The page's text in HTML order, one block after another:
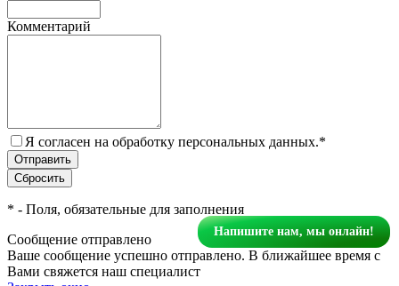
Комментарий
Я согласен на обработку персональных данных.*
* - Поля, обязательные для заполнения
Сообщение отправлено
Ваше сообщение успешно отправлено. В ближайшее время с
Вами свяжется наш специалист
Напишите нам, мы онлайн!